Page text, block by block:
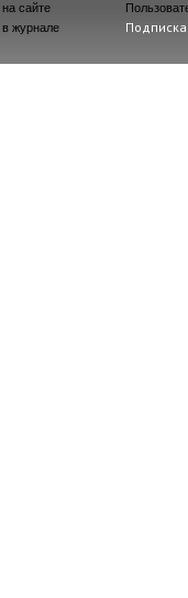
сайте
журнале